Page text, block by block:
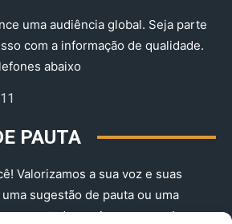
uma audiência global. Seja parte
com a informação de qualidade.
abaixo
PAUTA
Valorizamos a sua voz e suas
sugestão de pauta ou uma
contada, envie-nos agora!